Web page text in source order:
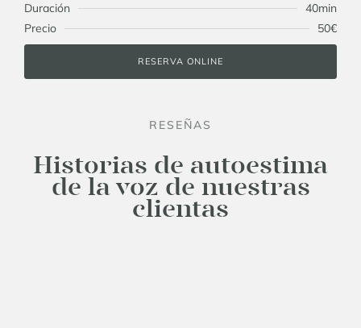
Duración
40min
Precio
50€
RESERVA ONLINE
RESEÑAS
Historias de autoestima
de la voz de nuestras
clientas